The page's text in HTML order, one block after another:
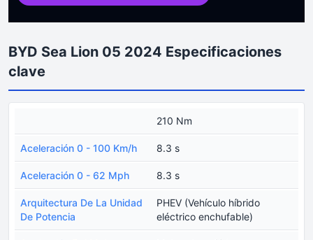
BYD Sea Lion 05 2024 Especificaciones
clave
210 Nm
Aceleración 0 - 100 Km/h 8.3 s
Aceleración 0 - 62 Mph 8.3 s
Arquitectura De La Unidad
De Potencia
PHEV (Vehículo híbrido
eléctrico enchufable)